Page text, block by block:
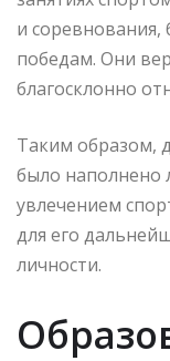
и соревнования,
победам. Они
благосклонно
Таким образом,
было
увлечением
для его
личности.